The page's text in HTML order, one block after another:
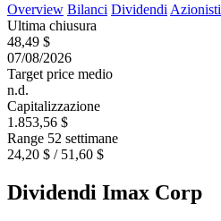
Overview Bilanci Dividendi Azionisti
Ultima chiusura
48,49 $
07/08/2026
Target price medio
n.d.
Capitalizzazione
1.853,56 $
Range 52 settimane
24,20 $ / 51,60 $
Dividendi Imax Corp